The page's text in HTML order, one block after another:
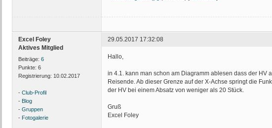
Excel Foley
Aktives Mitglied
Beiträge: 6
Punkte: 6
Registrierung: 10.02.2017
- Club-Profil
- Blog
- Gruppen
- Fotogalerie
29.05.2017 17:32:08
Hallo,
in 4.1. kann man schon am Diagramm ablesen dass der HV
Reisende. Ab dieser Grenze auf der X-Achse springt die
der HV bei einem Absatz von weniger als 20 Stück.
Gruß
Excel Foley